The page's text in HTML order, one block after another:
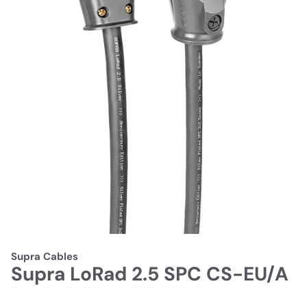
Supra Cables
Supra LoRad 2.5 SPC CS-EU/A